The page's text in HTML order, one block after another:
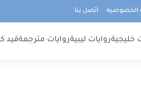
الخصوصيه أتصل بنا
خليجيةروايات ليبيةروايات مترجمةقيد